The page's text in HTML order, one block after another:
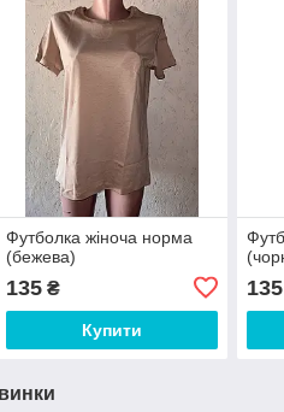
Футболка жіноча норма
(бежева)
135₴
Купити
135